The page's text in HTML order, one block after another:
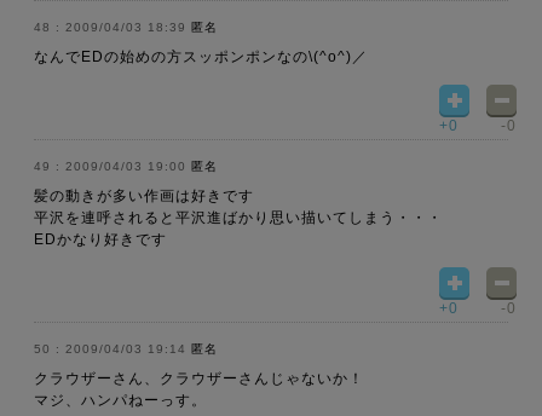
2009/04/03 18:39 匿名
なんでEDの始めの方スッポンポンなの\(^o^)／
+0 -0
2009/04/03 19:00 匿名
髪の動きが多い作画は好きです
平沢を連呼されると平沢進ばかり思い描いてしまう・・・
EDかなり好きです
+0 -0
2009/04/03 19:14 匿名
クラウザーさん、クラウザーさんじゃないか！
マジ、ハンパねーっす。